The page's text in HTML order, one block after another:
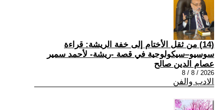
(14) من ثقل الأختام إلى خفة الريشة: قراءة
سوسيو–سيكولوجية في قصة -ريشة- لأحمد سمير
عصام الدين صالح
2026 / 8 / 8
الادب والفن